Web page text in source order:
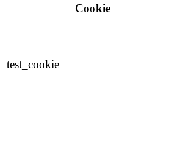
Cookie
test_cookie